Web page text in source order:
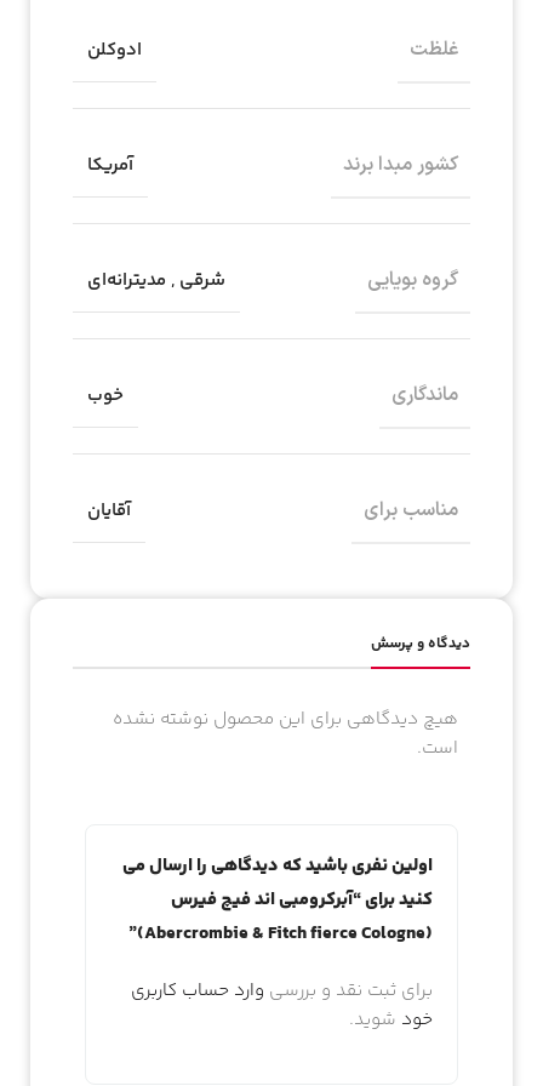
غلظت ادوکلن
کشور مبدا برند آمریکا
گروه بویایی شرقی , مدیترانه‌ای
ماندگاری خوب
مناسب برای آقایان
دیدگاه و پرسش
هیچ دیدگاهی برای این محصول نوشته نشده
است.
اولین نفری باشید که دیدگاهی را ارسال می
کنید برای “آبرکرومبی اند فیچ فیرس
(Abercrombie & Fitch fierce Cologne)”
برای ثبت نقد و بررسی وارد حساب کاربری
خود شوید.